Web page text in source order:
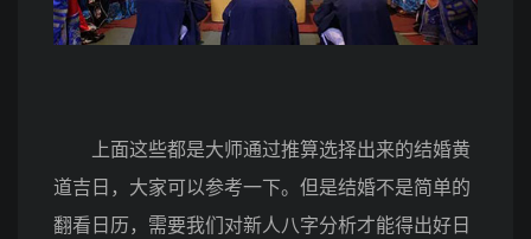
上面这些都是大师通过推算选择出来的结婚黄
道吉日，大家可以参考一下。但是结婚不是简单的
翻看日历，需要我们对新人八字分析才能得出好日